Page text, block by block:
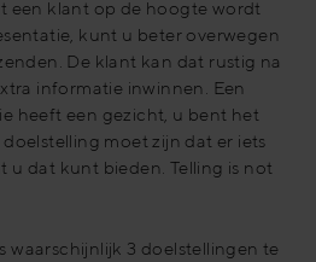
een klant op de hoogte wordt
kunt u beter overwegen
De klant kan dat rustig na
informatie inwinnen. Een
heeft een gezicht, u bent het
moet zijn dat er iets
u dat kunt bieden. Telling is not
waarschijnlijk 3 doelstellingen te